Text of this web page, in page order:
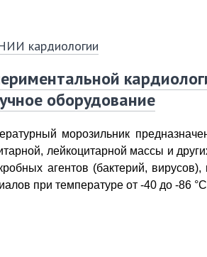
кардиологии
оборудование
морозильник
лейкоцитарной массы и
агентов (бактерий, вирусов),
при температуре от -40 до -86 °C